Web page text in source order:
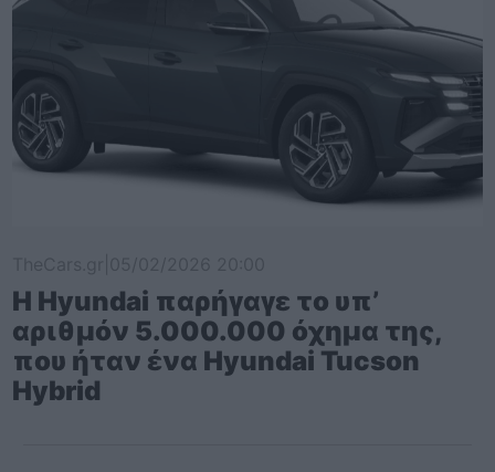
Η Hyundai παρήγαγε το υπ’
αριθμόν 5.000.000 όχημα της,
που ήταν ένα Hyundai Tucson
Hybrid